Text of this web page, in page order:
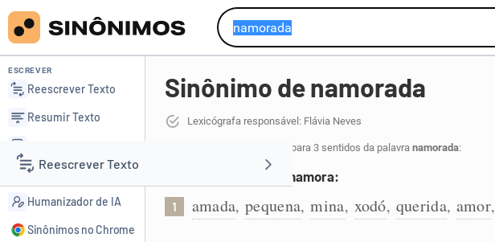
Reescrever Texto
Resumir Texto
ESCREVER
Reescrever Texto
Resumir Texto
Detector de IA
Humanizador de IA
Sinônimos no Chrome
Sinônimo de namorada
Lexicógrafa responsável: Flávia Neves
para 3 sentidos da palavra namorada:
Mulher com quem se namora:
1 amada, pequena, mina, xodó, querida, amor,